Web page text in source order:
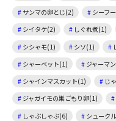
サンマの卵とじ(2)
シーフ
シイタケ(2)
しぐれ煮(1)
シシャモ(1)
シソ(1)
シャーベット(1)
ジャーマ
シャインマスカット(1)
じ
ジャガイモの巣ごもり卵(1)
しゃぶしゃぶ(6)
シューク